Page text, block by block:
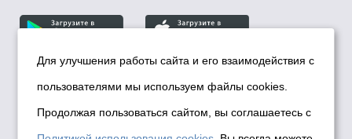
© Департамент информационной политики мэрии
города Новосибирска, 2026
Политика использования Cookies
Для улучшения работы сайта и его взаимодействия с
пользователями мы используем файлы cookies.
Продолжая пользоваться сайтом, вы соглашаетесь с